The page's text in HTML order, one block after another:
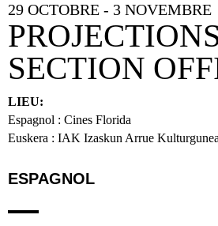
29 OCTOBRE - 3 NOVEMBRE
SECTION
LIEU:
Espagnol : Cines Florida
Euskera : IAK Izaskun Arrue Kulturgunea
ESPAGNOL